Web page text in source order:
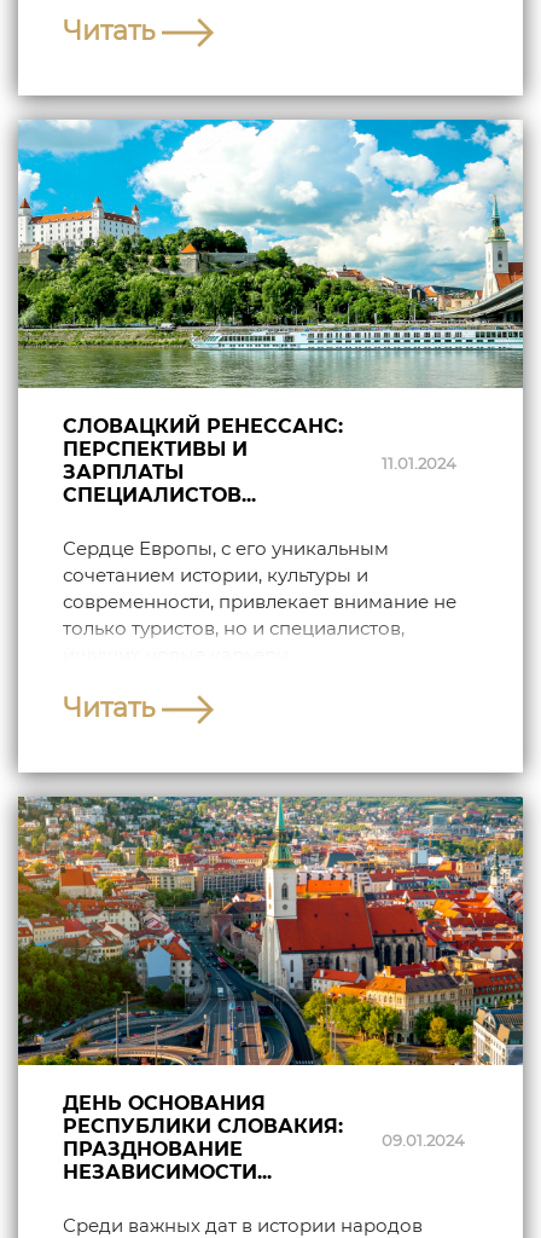
Читать
СЛОВАЦКИЙ РЕНЕССАНС:
ПЕРСПЕКТИВЫ И
ЗАРПЛАТЫ
СПЕЦИАЛИСТОВ...
11.01.2024
Сердце Европы, с его уникальным
сочетанием истории, культуры и
современности, привлекает внимание не
только туристов, но и специалистов,
Читать
ДЕНЬ ОСНОВАНИЯ
РЕСПУБЛИКИ СЛОВАКИЯ:
ПРАЗДНОВАНИЕ
НЕЗАВИСИМОСТИ...
09.01.2024
Среди важных дат в истории народов